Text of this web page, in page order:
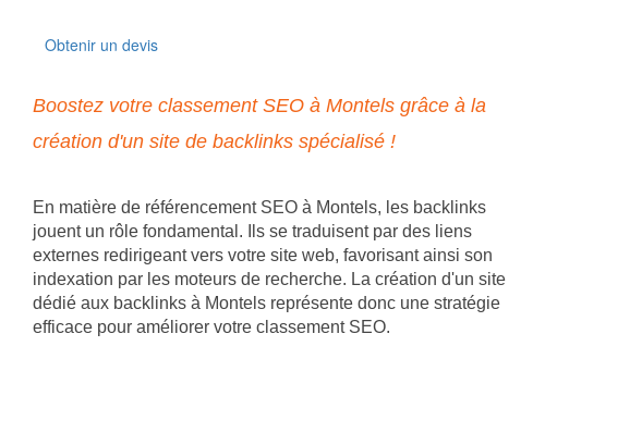
Obtenir un devis
Boostez votre classement SEO à Montels grâce à la
création d'un site de backlinks spécialisé !
En matière de référencement SEO à Montels, les backlinks
jouent un rôle fondamental. Ils se traduisent par des liens
externes redirigeant vers votre site web, favorisant ainsi son
indexation par les moteurs de recherche. La création d'un site
dédié aux backlinks à Montels représente donc une stratégie
efficace pour améliorer votre classement SEO.